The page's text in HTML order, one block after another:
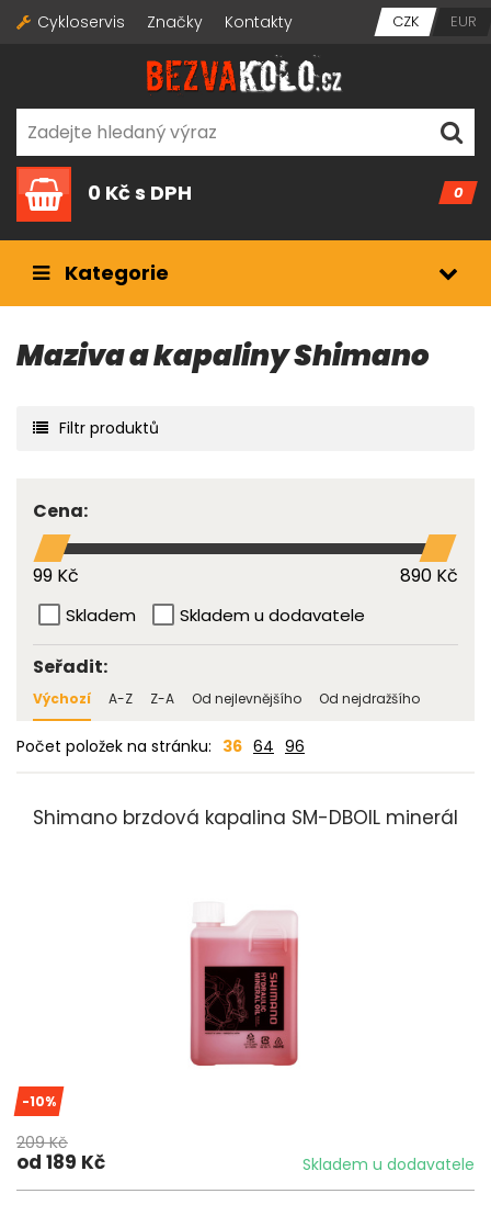
Cykloservis Značky Kontakty CZK EUR
0
0 Kčs DPH
Kategorie
Maziva a kapaliny Shimano
Filtr produktů
Cena:
99 Kč 890 Kč
Skladem Skladem u dodavatele
Seřadit:
Výchozí A-Z Z-A Od nejlevnějšího Od nejdražšího
Počet položek na stránku: 36 64 96
Shimano brzdová kapalina SM-DBOIL minerál
-10%
209 Kč
od 189 Kč Skladem u dodavatele